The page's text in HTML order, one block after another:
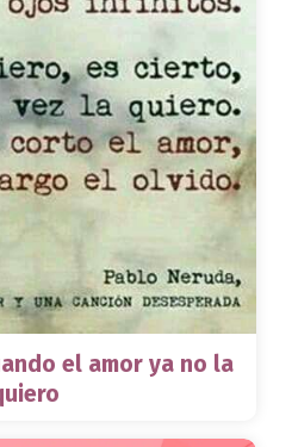
el amor ya no la